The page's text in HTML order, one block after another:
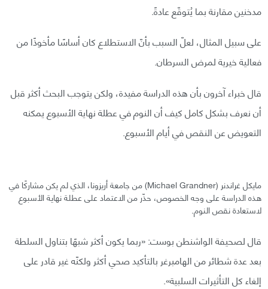
مدخنين مقارنة بما يُتوقّع عادةً.
على سبيل المثال، لعلّ السبب بأنّ الاستطلاع كان أساسًا مأخوذًا من
فعالية خيرية لمرض السرطان.
قال خبراء آخرون بأن هذه الدراسة مفيدة، ولكن يتوجب البحث أكثر قبل
أن نعرف بشكل كامل كيف أن النوم في عطلة نهاية الأسبوع يمكنه
التعويض عن النقص في أيام الأسبوع.
مايكل غراندنر (Michael Grandner) من جامعة أريزونا، الذي لم يكن مشاركًا في
هذه الدراسة على وجه الخصوص، حذّر من الاعتماد على عطلة نهاية الأسبوع
لاستعادة نقص النوم.
قال لصحيفة الواشنطن بوست: «ربما يكون أكثر شبهًا بتناول السلطة
بعد عدة شطائر من الهامبرغر بالتأكيد صحي أكثر ولكنّه غير قادر على
إلغاء كل التأثيرات السلبية».